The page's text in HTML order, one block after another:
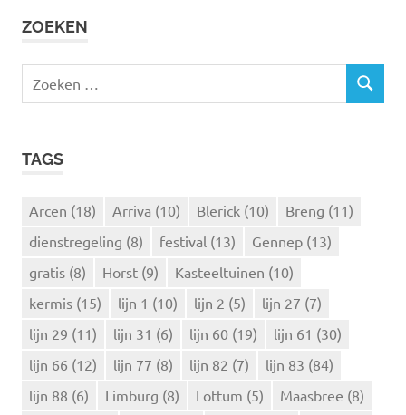
ZOEKEN
e
Z
TAGS
Arcen (18) Arriva (10) Blerick (10) Breng (11)
dienstregeling (8) festival (13) Gennep (13)
gratis (8) Horst (9) Kasteeltuinen (10)
kermis (15) lijn 1 (10) lijn 2 (5) lijn 27 (7)
lijn 29 (11) lijn 31 (6) lijn 60 (19) lijn 61 (30)
lijn 66 (12) lijn 77 (8) lijn 82 (7) lijn 83 (84)
lijn 88 (6) Limburg (8) Lottum (5) Maasbree (8)